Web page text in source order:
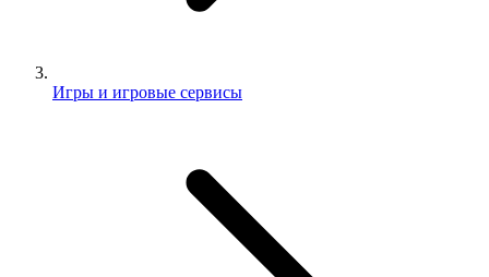
Игры и игровые сервисы